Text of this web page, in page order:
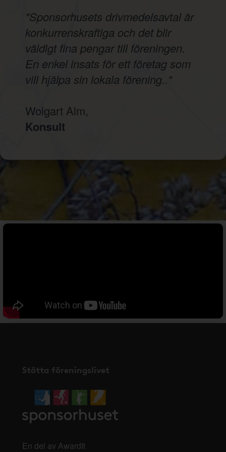
"Sponsorhusets drivmedelsavtal är
konkurrenskraftiga och det blir
väldigt fina pengar till föreningen.
En enkel insats för ett företag som
vill hjälpa sin lokala förening.."
Wolgart Alm,
Konsult
Stötta föreningslivet
En del av AwardIt